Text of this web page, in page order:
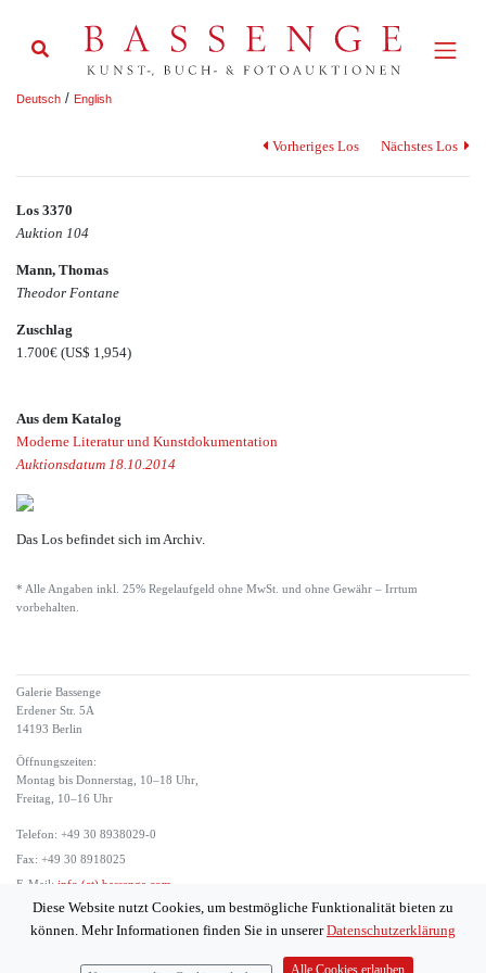
Deutsch / English
Vorheriges Los Nächstes Los
Los 3370
Auktion 104
Mann, Thomas
Theodor Fontane
Zuschlag
1.700€ (US$ 1,954)
Aus dem Katalog
Moderne Literatur und Kunstdokumentation
Auktionsdatum 18.10.2014
Das Los befindet sich im Archiv.
* Alle Angaben inkl. 25% Regelaufgeld ohne MwSt. und ohne Gewähr – Irrtum
vorbehalten.
Galerie Bassenge
Erdener Str. 5A
14193 Berlin
Öffnungszeiten:
Montag bis Donnerstag, 10–18 Uhr,
Freitag, 10–16 Uhr
Telefon: +49 30 8938029-0
Fax: +49 30 8918025
E-Mail: info (at) bassenge.com
Diese Website nutzt Cookies, um bestmögliche Funktionalität bieten zu
können. Mehr Informationen finden Sie in unsererDatenschutzerklärung